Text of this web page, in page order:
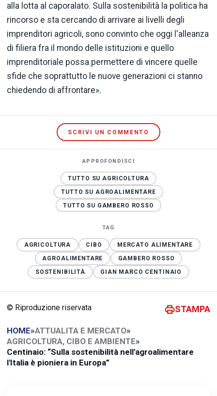
alla lotta al caporalato. Sulla sostenibilità la politica ha
rincorso e sta cercando di arrivare ai livelli degli
imprenditori agricoli, sono convinto che oggi l'alleanza
di filiera fra il mondo delle istituzioni e quello
imprenditoriale possa permettere di vincere quelle
sfide che soprattutto le nuove generazioni ci stanno
chiedendo di affrontare».
SCRIVI UN COMMENTO
APPROFONDISCI
TUTTO SU AGRICOLTURA
TUTTO SU AGROALIMENTARE
TUTTO SU GAMBERO ROSSO
TAG
AGRICOLTURA CIBO
MERCATO ALIMENTARE
AGROALIMENTARE
GAMBERO ROSSO
SOSTENIBILITÀ
GIAN MARCO CENTINAIO
© Riproduzione riservata STAMPA
HOME»ATTUALITA E MERCATO»
AGRICOLTURA, CIBO E AMBIENTE»
Centinaio: “Sulla sostenibilità nell'agroalimentare
l'Italia è pioniera in Europa”